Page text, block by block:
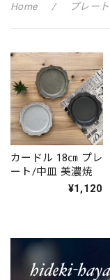
Home プレート
カードル 18㎝ プレ
ート/中皿 美濃焼
¥1,120